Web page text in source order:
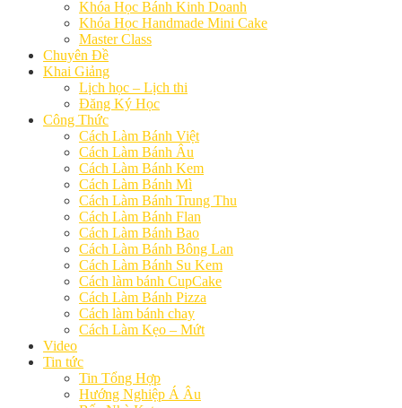
Khóa Học Bánh Kinh Doanh
Khóa Học Handmade Mini Cake
Master Class
Chuyên Đề
Khai Giảng
Lịch học – Lịch thi
Đăng Ký Học
Công Thức
Cách Làm Bánh Việt
Cách Làm Bánh Âu
Cách Làm Bánh Kem
Cách Làm Bánh Mì
Cách Làm Bánh Trung Thu
Cách Làm Bánh Flan
Cách Làm Bánh Bao
Cách Làm Bánh Bông Lan
Cách Làm Bánh Su Kem
Cách làm bánh CupCake
Cách Làm Bánh Pizza
Cách làm bánh chay
Cách Làm Kẹo – Mứt
Video
Tin tức
Tin Tổng Hợp
Hướng Nghiệp Á Âu